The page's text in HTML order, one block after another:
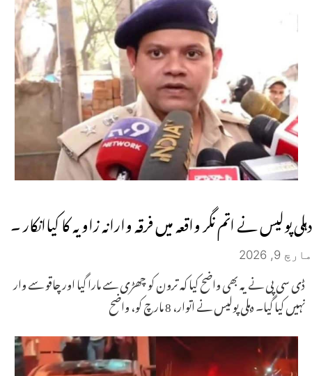
دہلی پولیس نے اتم نگر واقعہ میں فرقہ وارانہ زاویہ کا کیاانکار ۔
مارچ 9, 2026
ڈی سی پی نے یہ بھی واضح کیا کہ ترون کو چھڑی سے مارا گیا اور چاقو سے وار
نہیں کیا گیا۔ دہلی پولیس نے اتوار، 8 مارچ کو، واضح